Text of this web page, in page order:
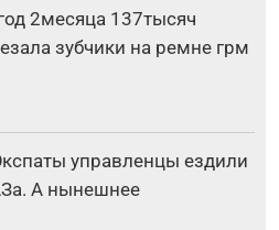
2месяца 137тысяч
зубчики на ремне грм
управленцы ездили
А нынешнее